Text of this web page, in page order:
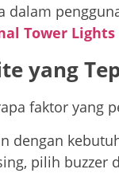
dalam
Tower Lights
yang
faktor yang
dengan
pilih buzzer